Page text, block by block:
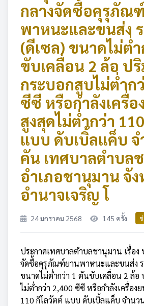
กลางจัดซื้อคุรุภัณ
พาหนะและขนส่ง
(ดีเซล) ขนาดไม่ต่
ขับเคลื่อน 2 ล้อ ป
กระบอกสูบไม่ต่ำก
ซีซี หรือกำลังเครื่อ
สูงสุดไม่ต่ำกว่า
แบบ ดับเบิ้ลแค็บ จ
คัน เทศบาลตำบล
อำเภอชานุมาน จัง
อำนาจเจริญ โ
24 มกราคม 2568 145 ครั้ง
ประกาศเทศบาลตำบลชานุมาน เรื่อง
จัดซื้อคุรุภัณฑ์ยานพาหนะและขนส่ง ร
ขนาดไม่ต่ำกว่า 1 ตันขับเคลื่อน 2 ล้อ
ไม่ต่ำกว่า 2,400 ซีซี หรือกำลังเครื่อง
110 กิโลวัตต์ แบบ ดับเบิ้ลแค็บ จำนว